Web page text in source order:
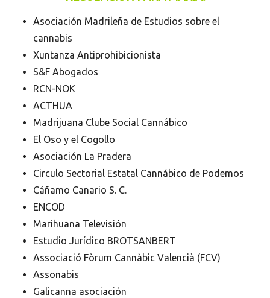
Asociación Madrileña de Estudios sobre el
cannabis
Xuntanza Antiprohibicionista
S&F Abogados
RCN-NOK
ACTHUA
Madrijuana Clube Social Cannábico
El Oso y el Cogollo
Asociación La Pradera
Circulo Sectorial Estatal Cannábico de Podemos
Cáñamo Canario S. C.
ENCOD
Marihuana Televisión
Estudio Jurídico BROTSANBERT
Associació Fòrum Cannàbic Valencià (FCV)
Assonabis
Galicanna asociación